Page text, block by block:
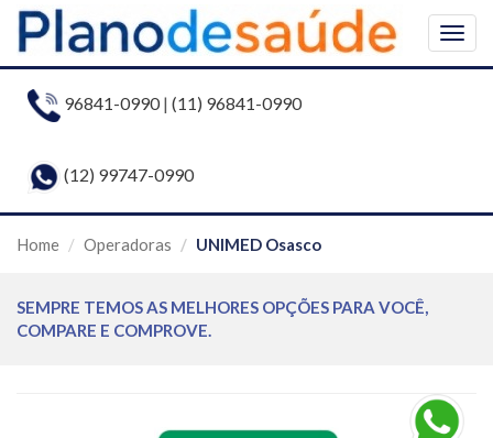
96841-0990| (11) 96841-0990
(12) 99747-0990
Home Operadoras UNIMED Osasco
SEMPRE TEMOS AS MELHORES OPÇÕES PARA VOCÊ,
COMPARE E COMPROVE.